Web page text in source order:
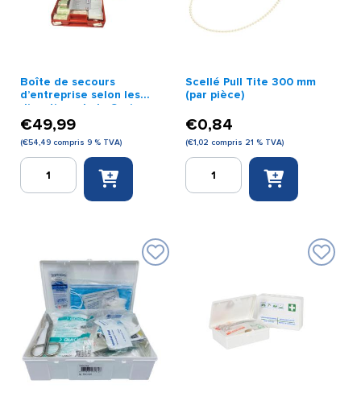
Boîte de secours
d’entreprise selon les
directives de la Croix
orange 2021
€49,99
(€54,49 compris 9 % TVA)
quantité
selon
directives
Croix
orange
2021
Scellé Pull Tite 300 mm
(par pièce)
€0,84
(€1,02 compris 21 % TVA)
quantité
pièce)